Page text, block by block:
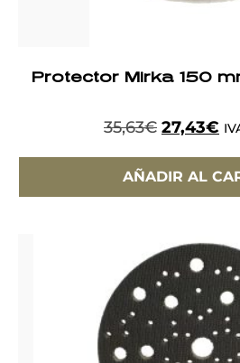
Protector Mirka 150
35,63€ 27,43€
AÑADIR AL